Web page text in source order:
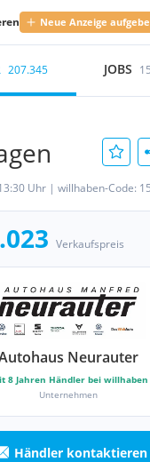
Neue Anzeige
207.345 JOBS
Uhr | willhaben-Code:
Verkaufspreis
Neurauter
8 Jahren Händler bei willhaben
Unternehmen
Händler kontaktieren